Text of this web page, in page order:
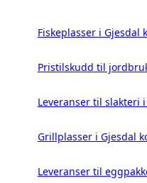
Fiskeplasser i Gjesdal
Pristilskudd til
Leveranser til slakteri
Grillplasser i Gjesdal
Leveranser til